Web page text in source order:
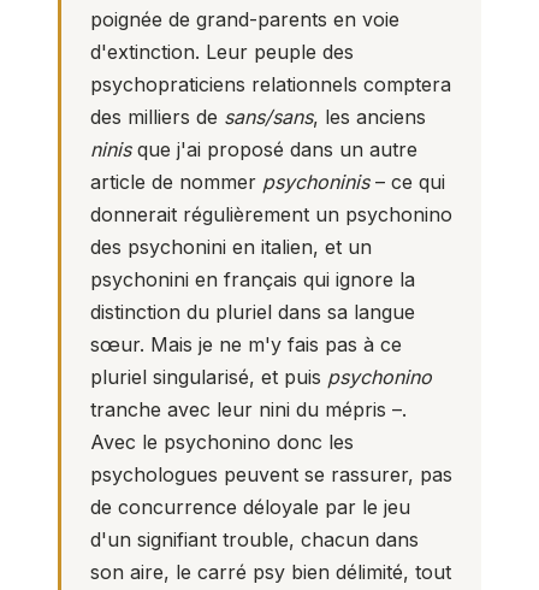
poignée de grand-parents en voie
d'extinction. Leur peuple des
psychopraticiens relationnels comptera
des milliers de sans/sans, les anciens
ninisque j'ai proposé dans un autre
article de nommer psychoninis– ce qui
donnerait régulièrement un psychonino
des psychonini en italien, et un
psychonini en français qui ignore la
distinction du pluriel dans sa langue
sœur. Mais je ne m'y fais pas à ce
pluriel singularisé, et puis psychonino
tranche avec leur nini du mépris –.
Avec le psychonino donc les
psychologues peuvent se rassurer, pas
de concurrence déloyale par le jeu
d'un signifiant trouble, chacun dans
son aire, le carré psy bien délimité, tout